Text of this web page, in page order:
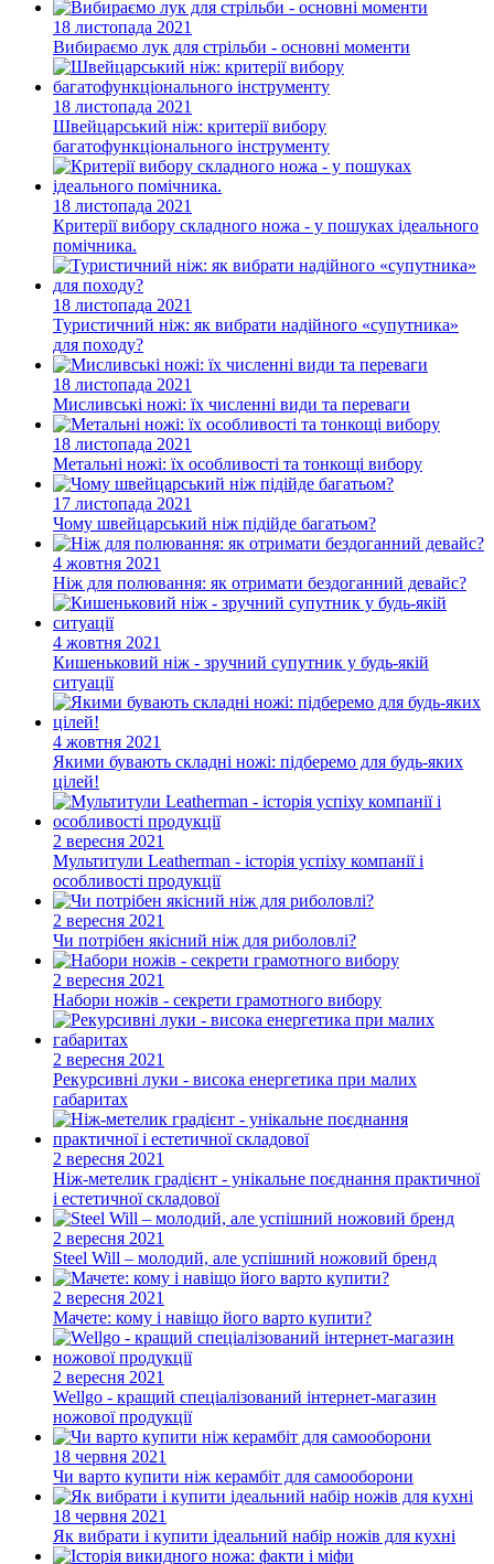
18 листопада 2021
Вибираємо лук для стрільби - основні моменти
18 листопада 2021
Швейцарський ніж: критерії вибору
багатофункціонального інструменту
18 листопада 2021
Критерії вибору складного ножа - у пошуках ідеального
помічника.
18 листопада 2021
Туристичний ніж: як вибрати надійного «супутника»
для походу?
18 листопада 2021
Мисливські ножі: їх численні види та переваги
18 листопада 2021
Метальні ножі: їх особливості та тонкощі вибору
17 листопада 2021
Чому швейцарський ніж підійде багатьом?
4 жовтня 2021
Ніж для полювання: як отримати бездоганний девайс?
4 жовтня 2021
Кишеньковий ніж - зручний супутник у будь-якій
ситуації
4 жовтня 2021
Якими бувають складні ножі: підберемо для будь-яких
цілей!
2 вересня 2021
Мультитули Leatherman - історія успіху компанії і
особливості продукції
2 вересня 2021
Чи потрібен якісний ніж для риболовлі?
2 вересня 2021
Набори ножів - секрети грамотного вибору
2 вересня 2021
Рекурсивні луки - висока енергетика при малих
габаритах
2 вересня 2021
Ніж-метелик градієнт - унікальне поєднання практичної
і естетичної складової
2 вересня 2021
Steel Will – молодий, але успішний ножовий бренд
2 вересня 2021
Мачете: кому і навіщо його варто купити?
2 вересня 2021
Wellgo - кращий спеціалізований інтернет-магазин
ножової продукції
18 червня 2021
Чи варто купити ніж керамбіт для самооборони
18 червня 2021
Як вибрати і купити ідеальний набір ножів для кухні